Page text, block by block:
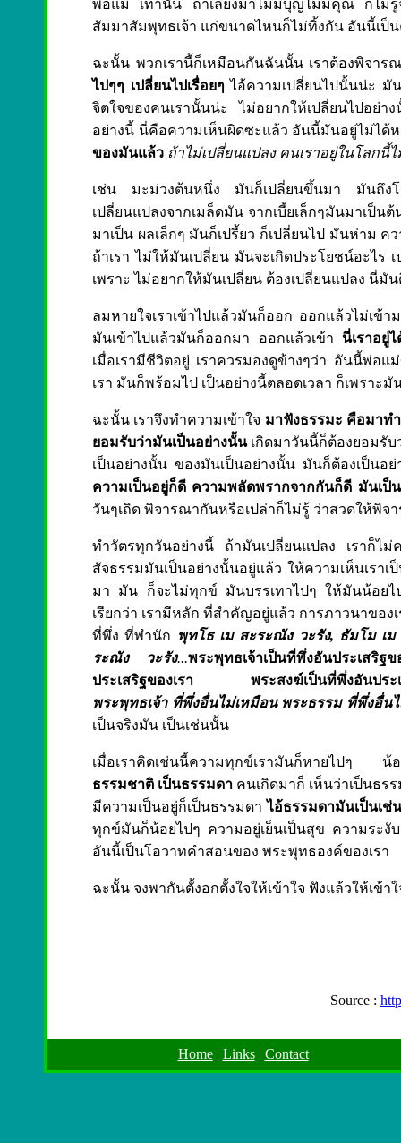
พ่อแม่ เท่านั้น ถ้าเลี้ยงมาไม่มีบุญไม่มีคุณ ก็ไม่รู้
สัมมาสัมพุทธเจ้า แก่ขนาดไหนก็ไม่ทิ้งกัน อันนี้เป็
ฉะนั้น พวกเรานี้ก็เหมือนกันฉันนั้น เราต้องพิจา
ไปๆๆ เปลี่ยนไปเรื่อยๆ ไอ้ความเปลี่ยนไปนั้นน่ะ มั
จิตใจของคนเรานั้นน่ะ ไม่อยากให้เปลี่ยนไปอย่
อย่างนี้ นี่คือความเห็นผิดซะแล้ว อันนี้มันอยู่ไม่ได้
ของมันแล้ว ถ้าไม่เปลี่ยนแปลง คนเราอยู่ในโลกนี้ไ
เช่น มะม่วงต้นหนึ่ง มันก็เปลี่ยนขึ้นมา มันถึง
เปลี่ยนแปลงจากเมล็ดมัน จากเบี้ยเล็กๆมันมาเป็
มาเป็น ผลเล็กๆ มันก็เปรี้ยว ก็เปลี่ยนไป มันห่าม
ถ้าเรา ไม่ให้มันเปลี่ยน มันจะเกิดประโยชน์อะไร
เพราะ ไม่อยากให้มันเปลี่ยน ต้องเปลี่ยนแปลง นี่มั
ลมหายใจเราเข้าไปแล้วมันก็ออก ออกแล้วไม่เข้
มันเข้าไปแล้วมันก็ออกมา ออกแล้วเข้า นี่เราอยู่
เมื่อเรามีชีวิตอยู่ เราควรมองดูข้างๆว่า อันนี้พ่อ
เรา มันก็พร้อมไป เป็นอย่างนี้ตลอดเวลา ก็เพราะมั
ฉะนั้น เราจึงทำความเข้าใจ มาฟังธรรมะ คือมาท
ยอมรับว่ามันเป็นอย่างนั้นเกิดมาวันนี้ก็ต้องยอมรับ
เป็นอย่างนั้น ของมันเป็นอย่างนั้น มันก็ต้องเป็นอ
ความเป็นอยู่ก็ดี ความพลัดพรากจากกันก็ดี มันเป็
วันๆเถิด พิจารณากันหรือเปล่าก็ไม่รู้ ว่าสวดให้พิจ
ทำวัตรทุกวันอย่างนี้ ถ้ามันเปลี่ยนแปลง เราก็ไ
สัจธรรมมันเป็นอย่างนั้นอยู่แล้ว ให้ความเห็นเรา
มา มัน ก็จะไม่ทุกข์ มันบรรเทาไปๆ ให้มันน้อยไ
เรียกว่า เรามีหลัก ที่สำคัญอยู่แล้ว การภาวนาของ
ที่พึ่ง ที่พำนัก พุทโธ เม สะระณัง วะรัง, ธัมโม เ
ระณัง วะรัง...พระพุทธเจ้าเป็นที่พึ่งอันประเสริ
ประเสริฐของเรา พระสงฆ์เป็นที่พึ่งอันประเ
พระพุทธเจ้า ที่พึ่งอื่นไม่เหมือน พระธรรม ที่พึ่งอื่น
เป็นจริงมัน เป็นเช่นนั้น
เมื่อเราคิดเช่นนี้ความทุกข์เรามันก็หายไปๆ
ธรรมชาติ เป็นธรรมดา คนเกิดมาก็ เห็นว่าเป็นธร
มีความเป็นอยู่ก็เป็นธรรมดาไอ้ธรรมดามันเป็นเช่
ทุกข์มันก็น้อยไปๆ ความอยู่เย็นเป็นสุข ความระงับ
อันนี้เป็นโอวาทคำสอนของ พระพุทธองค์ของเรา
ฉะนั้น จงพากันตั้งอกตั้งใจให้เข้าใจ ฟังแล้วให้เข้
Source :
Home| Links| Contact